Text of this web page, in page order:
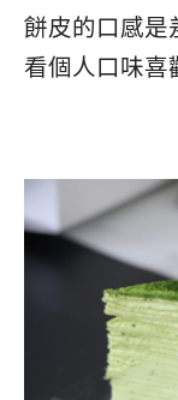
餅皮的口感是
看個人口味喜